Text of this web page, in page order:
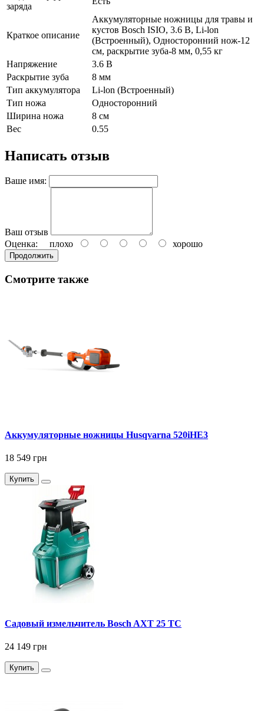
заряда
Краткое описание
Аккумуляторные ножницы для травы и
кустов Bosch ISIO, 3.6 В, Li-lon
(Встроенный), Односторонний нож-12
см, раскрытие зуба-8 мм, 0,55 кг
Напряжение
3.6 В
Раскрытие зуба
8 мм
Тип аккумулятора
Li-lon (Встроенный)
Тип ножа
Односторонний
Ширина ножа
8 см
Вес
0.55
Написать отзыв
Ваше имя:
Ваш отзыв
Оценка: плохо хорошо
Продолжить
Смотрите также
Аккумуляторные ножницы Husqvarna 520iHE3
18 549 грн
Купить
Садовый измельчитель Bosch AXT 25 TC
24 149 грн
Купить